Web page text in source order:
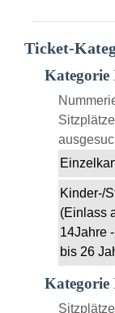
Ticket-
Kategorie
Kinder-/
(Einlass
14Jahre
bis 26
Kategorie